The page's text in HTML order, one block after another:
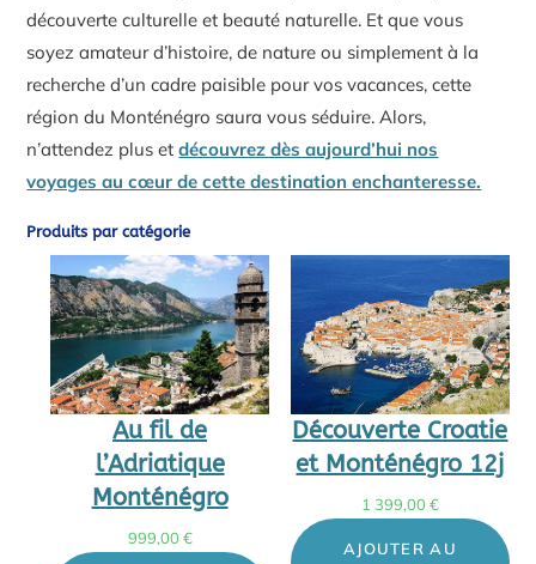
découverte culturelle et beauté naturelle. Et que vous
soyez amateur d’histoire, de nature ou simplement à la
recherche d’un cadre paisible pour vos vacances, cette
région du Monténégro saura vous séduire. Alors,
n’attendez plus etdécouvrez dès aujourd’hui nos
voyages au cœur de cette destination enchanteresse.
Produits par catégorie
Au fil de
l’Adriatique
Monténégro
999,00 €
Découverte Croatie
et Monténégro 12j
1 399,00 €
AJOUTER AU